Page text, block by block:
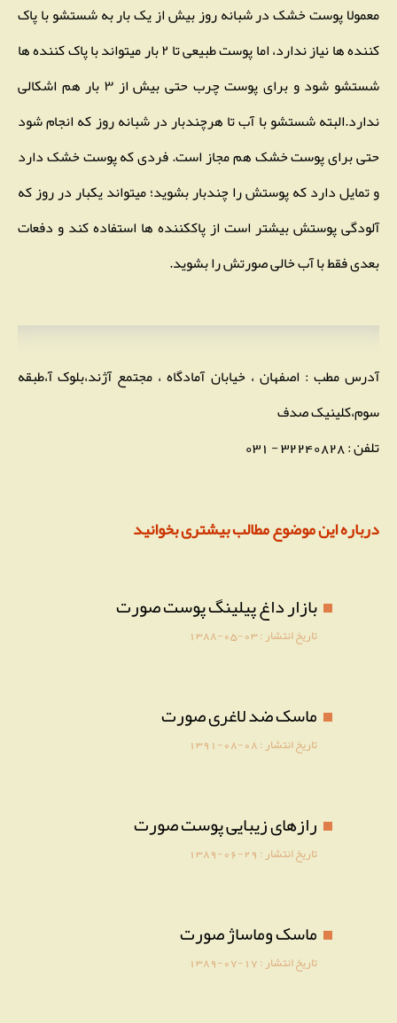
معمولا پوست خشک در شبانه روز بیش از یک بار به شستشو با پاک
کننده ها نیاز ندارد، اما پوست طبیعی تا ۲ بار میتواند با پاک کننده ها
شستشو شود و برای پوست چرب حتی بیش از ۳ بار هم اشکالی
ندارد.البته شستشو با آب تا هرچندبار در شبانه روز که انجام شود
حتی برای پوست خشک هم مجاز است. فردی که پوست خشک دارد
و تمایل دارد که پوستش را چندبار بشوید؛ میتواند یکبار در روز که
آلودگی پوستش بیشتر است از پاککننده ها استفاده کند و دفعات
بعدی فقط با آب خالی صورتش را بشوید.
آدرس مطب : اصفهان ، خیابان آمادگاه ، مجتمع آژند،بلوک آ،طبقه
سوم،کلینیک صدف
تلفن : 32240828 - 031
درباره این موضوع مطالب بیشتری بخوانید
بازار داغ پیلینگ پوست صورت
تاریخ انتشار :1388-05-03
ماسک ضد لاغری صورت
تاریخ انتشار :1391-08-08
رازهای زیبایی پوست صورت
تاریخ انتشار :1389-06-29
ماسک وماساژ صورت
تاریخ انتشار :1389-07-17